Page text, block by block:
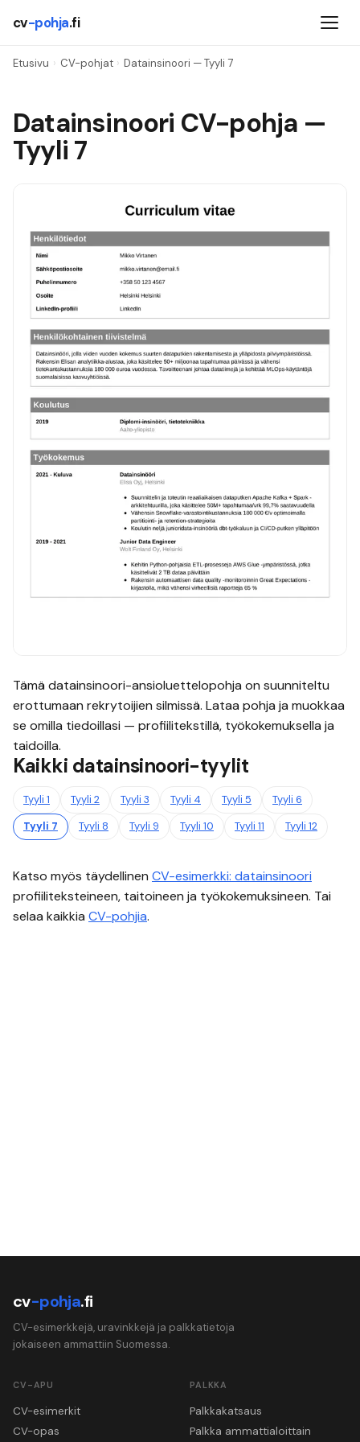
cv-pohja.fi
Etusivu › CV-pohjat › Datainsinoori — Tyyli7
Datainsinoori CV-pohja —
Tyyli 7
Tämä datainsinoori-ansioluettelopohja on suunniteltu
erottumaan rekrytoijien silmissä. Lataa pohja ja muokkaa
se omilla tiedoillasi — profiilitekstillä, työkokemuksella ja
taidoilla.
Kaikki datainsinoori-tyylit
Tyyli 1 Tyyli 2 Tyyli 3 Tyyli 4 Tyyli 5 Tyyli 6
Tyyli 7 Tyyli 8 Tyyli 9 Tyyli 10 Tyyli 11 Tyyli 12
Katso myös täydellinen CV-esimerkki: datainsinoori
profiiliteksteineen, taitoineen ja työkokemuksineen. Tai
selaa kaikkia CV-pohjia.
cv-pohja.fi
CV-esimerkkejä, uravinkkejä ja palkkatietoja
jokaiseen ammattiin Suomessa.
CV-APU
CV-esimerkit
CV-opas
PALKKA
Palkkakatsaus
Palkka ammattialoittain